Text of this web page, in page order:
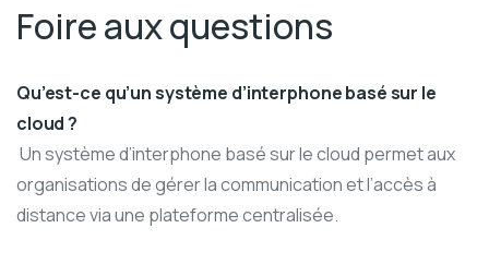
Foire aux questions
Qu’est-ce qu’un système d’interphone basé sur le
cloud ?
Un système d’interphone basé sur le cloud permet aux
organisations de gérer la communication et l’accès à
distance via une plateforme centralisée.